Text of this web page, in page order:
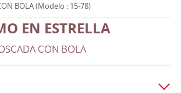
BOLA (Modelo : 15-78)
EN ESTRELLA
CON BOLA